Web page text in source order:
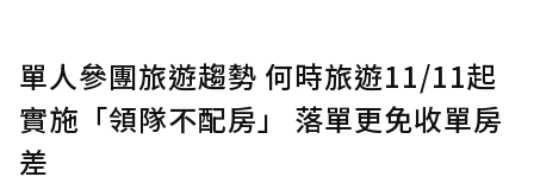
單人參團旅遊趨勢 何時旅遊11/11起
實施「領隊不配房」 落單更免收單房
差